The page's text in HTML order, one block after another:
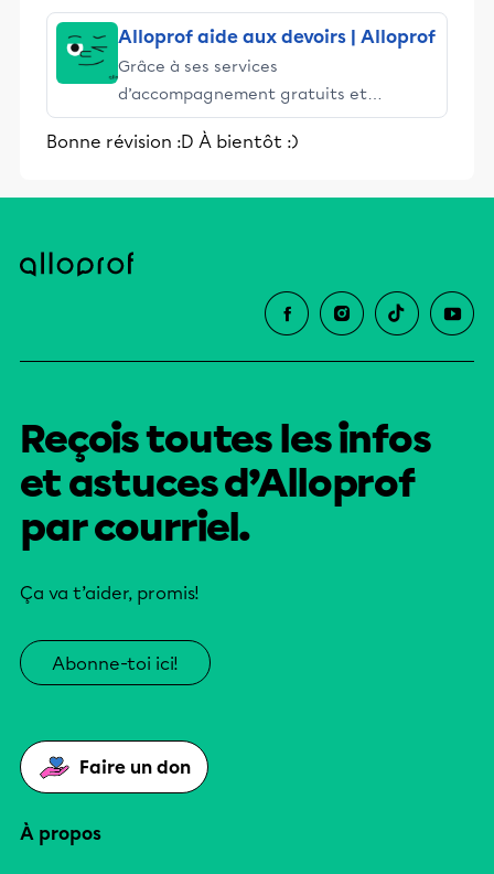
Alloprof aide aux devoirs | Alloprof
Grâce à ses services
d’accompagnement gratuits et
stimulants, Alloprof engage les élèves
et leurs parents dans la réussite
Bonne révision :D À bientôt :)
Reçois toutes les infos
et astuces d’Alloprof
par courriel.
Ça va t’aider, promis!
Abonne-toi ici!
Faire un don
À propos